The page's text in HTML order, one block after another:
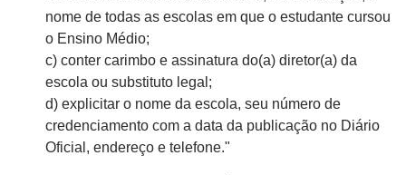
nome de todas as escolas em que o estudante cursou
o Ensino Médio;
c) conter carimbo e assinatura do(a) diretor(a) da
escola ou substituto legal;
d) explicitar o nome da escola, seu número de
credenciamento com a data da publicação no Diário
Oficial, endereço e telefone."